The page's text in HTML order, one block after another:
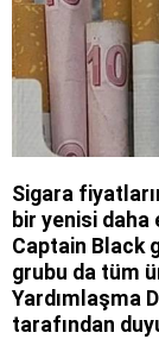
Sigara
bir yenisi daha
Captain Black
grubu da tüm
Yardımlaşma
tarafından